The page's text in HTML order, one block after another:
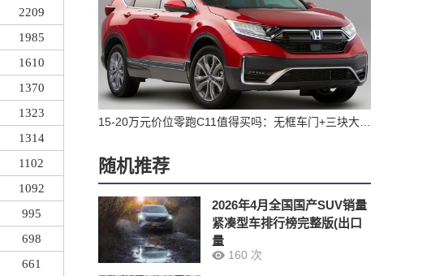
2209
1985
1610
1370
1323
1314
1102
1092
995
698
661
随机推荐
2026年4月全国国产SUV销量
紧凑型车排行榜完整版(出口
量
160 次